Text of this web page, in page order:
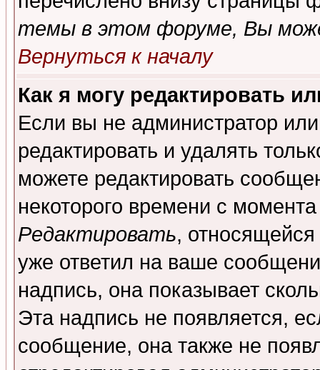
темы в этом форуме, Вы
Вернуться к началу
Как я могу редактировать
Если вы не администратор
редактировать и удалять
можете редактировать
некоторого времени с
Редактировать,
уже ответил на ваше
надпись, она показывает
Эта надпись не появляется,
сообщение, она также не